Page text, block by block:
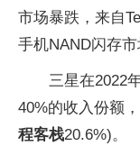
市场暴跌，来自
手机NAND闪存市
三星在2022
40%的收入份额
程客栈20.6%)。